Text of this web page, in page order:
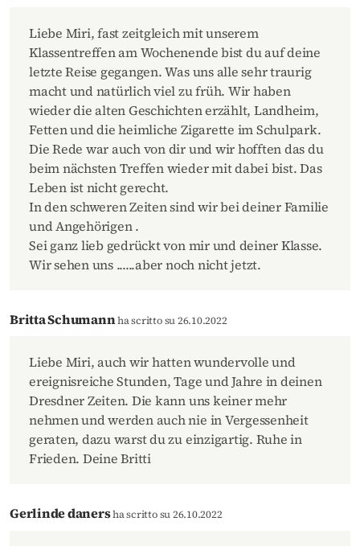
Liebe Miri, fast zeitgleich mit unserem
Klassentreffen am Wochenende bist du auf deine
letzte Reise gegangen. Was uns alle sehr traurig
macht und natürlich viel zu früh. Wir haben
wieder die alten Geschichten erzählt, Landheim,
Fetten und die heimliche Zigarette im Schulpark.
Die Rede war auch von dir und wir hofften das du
beim nächsten Treffen wieder mit dabei bist. Das
Leben ist nicht gerecht.
In den schweren Zeiten sind wir bei deiner Familie
und Angehörigen .
Sei ganz lieb gedrückt von mir und deiner Klasse.
Wir sehen uns ......aber noch nicht jetzt.
Britta Schumannha scritto su 26.10.2022
Liebe Miri, auch wir hatten wundervolle und
ereignisreiche Stunden, Tage und Jahre in deinen
Dresdner Zeiten. Die kann uns keiner mehr
nehmen und werden auch nie in Vergessenheit
geraten, dazu warst du zu einzigartig. Ruhe in
Frieden. Deine Britti
Gerlinde danersha scritto su 26.10.2022